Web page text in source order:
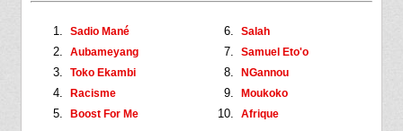
Sadio Mané
Aubameyang
Toko Ekambi
Racisme
Boost For Me
Salah
Samuel Eto'o
NGannou
Moukoko
Afrique